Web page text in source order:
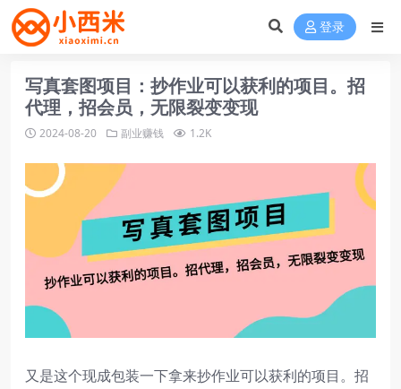
登录
写真套图项目：抄作业可以获利的项目。招
代理，招会员，无限裂变变现
2024-08-20 副业赚钱 1.2K
又是这个现成包装一下拿来抄作业可以获利的项目。招